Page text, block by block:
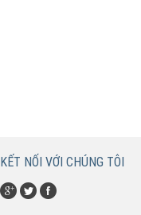
KẾT NỐI VỚI CHÚNG TÔI